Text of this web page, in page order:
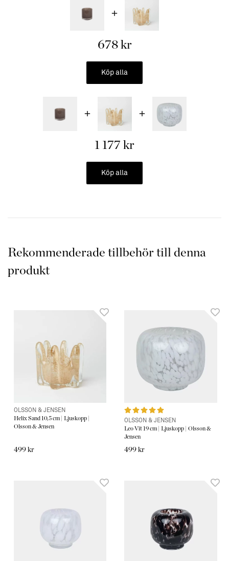
678 kr
Köp alla
1 177 kr
Köp alla
Rekommenderade tillbehör till denna
produkt
OLSSON & JENSEN
Helix Sand 10,5 cm | Ljuskopp |
Olsson & Jensen
499 kr
OLSSON & JENSEN
Leo Vit 19 cm | Ljuskopp | Olsson &
Jensen
499 kr